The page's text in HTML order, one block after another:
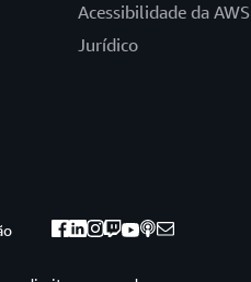
Acessibilidade da AWS
Jurídico